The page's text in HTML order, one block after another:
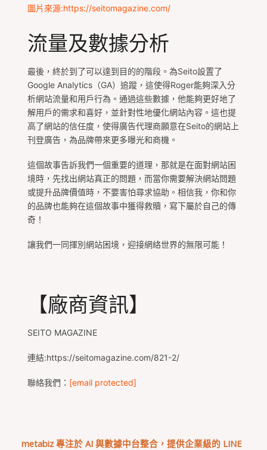
圖片來源:https://seitomagazine.com/
流量及數據分析
最後，終於到了可以達到目的的階段。為Seito設置了
Google Analytics（GA）追蹤，這使得Roger能夠深入分
析網站流量和用戶行為。通過這些數據，他能夠更好地了
解用戶的需求和喜好，並針對性地優化網站內容。這也提
高了網站的信任度，使得廣告代理商願意在Seito的網站上
刊登廣告，為品牌帶來更多曝光和商機。
這個故事告訴我們一個重要的道理，那就是在面對網站困
境時，先找出網站真正的問題，而當你需要解決網站問題
或提升品牌價值時，不要害怕尋求協助。相信我，你和你
的品牌也能夠在這個故事中獲得救贖，寫下屬於自己的傳
奇！
讓我們一同揮別網站困境，迎接網絡世界的無限可能！
【廠商資訊】
SEITO MAGAZINE
連結:https://seitomagazine.com/821-2/
聯絡我們： [email protected]
metabiz 專注於 AI 與數據中台整合，提供企業級的 LINE